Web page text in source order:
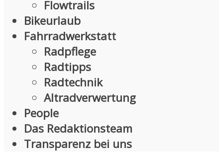
Flowtrails
Bikeurlaub
Fahrradwerkstatt
Radpflege
Radtipps
Radtechnik
Altradverwertung
People
Das Redaktionsteam
Transparenz bei uns